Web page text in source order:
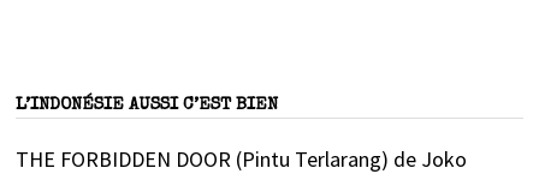
L’INDONÉSIE AUSSI C’EST BIEN
THE FORBIDDEN DOOR (Pintu Terlarang) de Joko